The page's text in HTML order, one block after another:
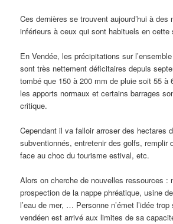
Ces dernières se trouvent aujourd’hui à des
inférieurs à ceux qui sont habituels en cette
En Vendée, les précipitations sur
sont très nettement déficitaires depuis
tombé que 150 à 200 mm de pluie soit 55
les apports normaux et certains barrages
critique.
Cependant il va falloir arroser des hectares
subventionnés, entretenir des golfs, remplir
face au choc du tourisme estival, etc.
Alors on cherche de nouvelles ressources :
prospection de la nappe phréatique, usine
l’eau de mer, … Personne n’émet l’idée
vendéen est arrivé aux limites de sa